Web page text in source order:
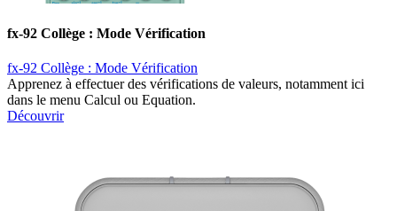
fx-92 Collège : Mode Vérification
fx-92 Collège : Mode Vérification
Apprenez à effectuer des vérifications de valeurs, notamment ici
dans le menu Calcul ou Equation.
Découvrir